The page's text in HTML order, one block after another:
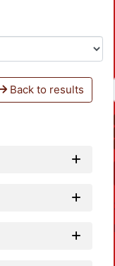
Back to results